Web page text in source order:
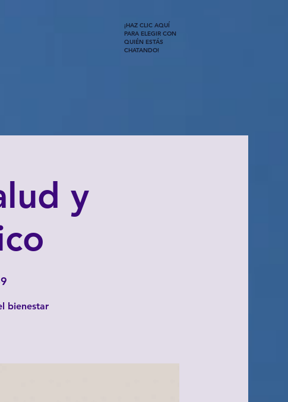
¡HAZ CLIC AQUÍ
PARA ELEGIR CON
QUIÉN ESTÁS
CHATANDO!
y
bienestar